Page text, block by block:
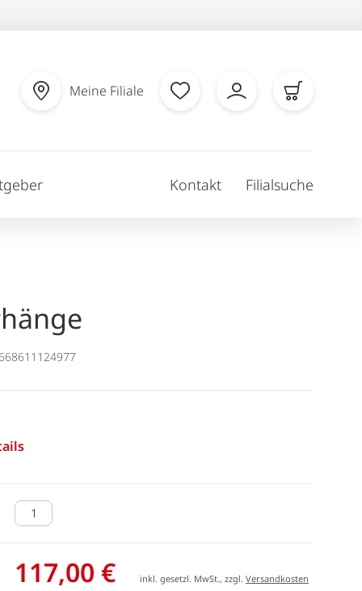
Meine Filiale
Kontakt Filialsuche
117,00 € inkl. gesetzl. MwSt., zzgl.Versandkosten